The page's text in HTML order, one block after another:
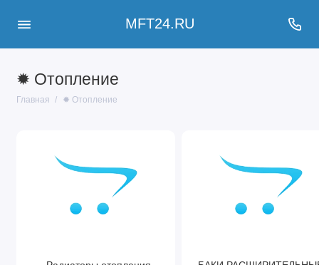
MFT24.RU
✹ Отопление
Главная ✹ Отопление